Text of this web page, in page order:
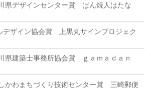
県デザインセンター賞 ぱん焼人はたな
デザイン協会賞 上黒丸サインプロジェク
県建築士事務所協会賞 ｇａｍａｄａｎ
かわまちづくり技術センター賞 三崎郵便